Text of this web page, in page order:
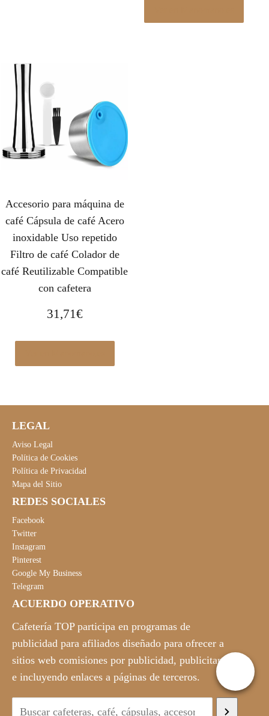
Accesorio para máquina de
café Cápsula de café Acero
inoxidable Uso repetido
Filtro de café Colador de
café Reutilizable Compatible
con cafetera
31,71€
LEGAL
Aviso Legal
Política de Cookies
Política de Privacidad
Mapa del Sitio
REDES SOCIALES
Facebook
Twitter
Instagram
Pinterest
Google My Business
Telegram
ACUERDO OPERATIVO
Cafetería TOP participa en programas de
publicidad para afiliados diseñado para ofrecer a
sitios web comisiones por publicidad, publicitando
e incluyendo enlaces a páginas de terceros.